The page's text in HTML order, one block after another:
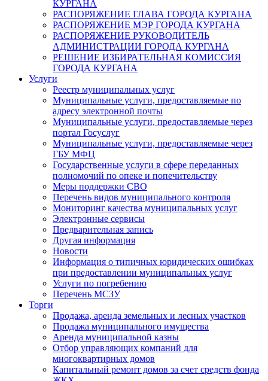
КУРГАНА
РАСПОРЯЖЕНИЕ ГЛАВА ГОРОДА КУРГАНА
РАСПОРЯЖЕНИЕ МЭР ГОРОДА КУРГАНА
РАСПОРЯЖЕНИЕ РУКОВОДИТЕЛЬ
АДМИНИСТРАЦИИ ГОРОДА КУРГАНА
РЕШЕНИЕ ИЗБИРАТЕЛЬНАЯ КОМИССИЯ
ГОРОДА КУРГАНА
Услуги
Реестр муниципальных услуг
Муниципальные услуги, предоставляемые по
адресу электронной почты
Муниципальные услуги, предоставляемые через
портал Госуслуг
Муниципальные услуги, предоставляемые через
ГБУ МФЦ
Государственные услуги в сфере переданных
полномочий по опеке и попечительству
Меры поддержки СВО
Перечень видов муниципального контроля
Мониторинг качества муниципальных услуг
Электронные сервисы
Предварительная запись
Другая информация
Новости
Информация о типичных юридических ошибках
при предоставлении муниципальных услуг
Услуги по погребению
Перечень МСЗУ
Торги
Продажа, аренда земельных и лесных участков
Продажа муниципального имущества
Аренда муниципальной казны
Отбор управляющих компаний для
многоквартирных домов
Капитальный ремонт домов за счет средств фонда